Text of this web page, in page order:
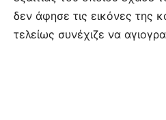
δεν άφησε τις εικόνες της
τελείως συνέχιζε να